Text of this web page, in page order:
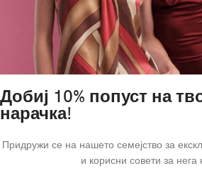
Добиј 10% попуст на
нарачка!
Придружи се на нашето семејство за
и корисни совети за нега